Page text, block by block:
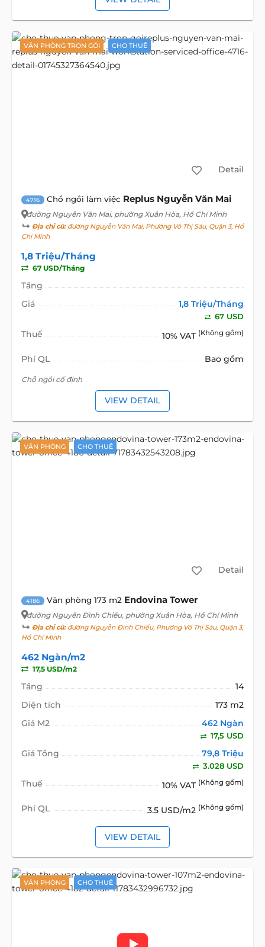
VĂN PHÒNG TRỌN GÓI CHO THUÊ
Detail
4716 Chổ ngồi làm việc Replus Nguyễn Văn Mai
đường Nguyễn Văn Mai, phường Xuân Hòa, Hồ Chí Minh
Địa chỉ cũ:đường Nguyễn Văn Mai, Phường Võ Thị Sáu, Quận 3, Hồ
Chí Minh
1,8 Triệu/Tháng
67 USD/Tháng
Tầng
Giá
1,8 Triệu/Tháng
67 USD
Thuế 10% VAT (Không gồm)
Phí QL Bao gồm
Chỗ ngồi cố định
VIEW DETAIL
VĂN PHÒNG CHO THUÊ
Detail
4186 Văn phòng 173 m2 Endovina Tower
đường Nguyễn Đình Chiểu, phường Xuân Hòa, Hồ Chí Minh
Địa chỉ cũ:đường Nguyễn Đình Chiểu, Phường Võ Thị Sáu, Quận 3,
Hồ Chí Minh
462 Ngàn/m2
17,5 USD/m2
Tầng
14
Diện tích
173 m2
Giá M2
462 Ngàn
17,5 USD
Giá Tổng 79,8 Triệu
3.028 USD
Thuế 10% VAT (Không gồm)
Phí QL 3.5 USD/m2 (Không gồm)
VIEW DETAIL
VĂN PHÒNG CHO THUÊ